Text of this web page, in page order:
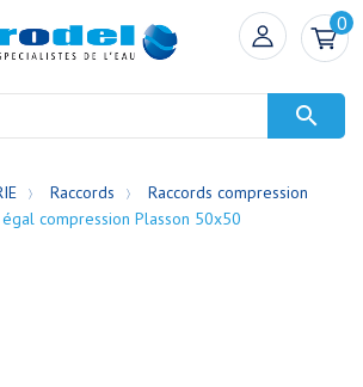
0

Raccords
Raccords compression
compression Plasson 50x50